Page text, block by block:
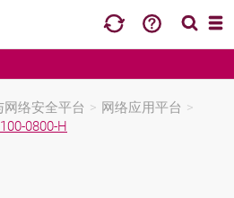
络安全平台 > 网络应用平台 >
0800-H